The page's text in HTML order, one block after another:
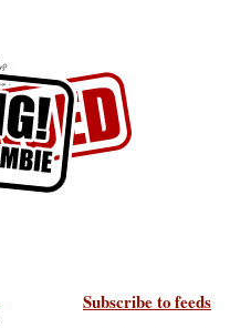
Subscribe to feeds